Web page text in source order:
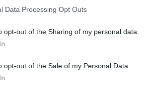
Data Processing Opt Outs
opt-out of the Sharing of my personal data.
opt-out of the Sale of my Personal Data.